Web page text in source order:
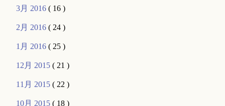
3月 2016( 16 )
2月 2016( 24 )
1月 2016( 25 )
12月 2015( 21 )
11月 2015( 22 )
10月 2015( 18 )